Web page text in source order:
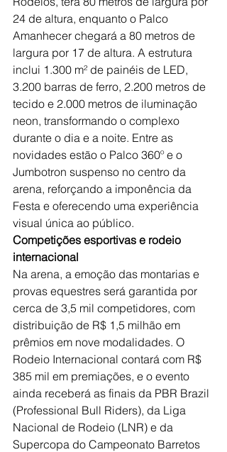
24 de altura, enquanto o Palco
Amanhecer chegará a 80 metros de
largura por 17 de altura. A estrutura
inclui 1.300 m² de painéis de LED,
3.200 barras de ferro, 2.200 metros de
tecido e 2.000 metros de iluminação
neon, transformando o complexo
durante o dia e a noite. Entre as
novidades estão o Palco 360º e o
Jumbotron suspenso no centro da
arena, reforçando a imponência da
Festa e oferecendo uma experiência
visual única ao público.
Competições esportivas e rodeio
internacional
Na arena, a emoção das montarias e
provas equestres será garantida por
cerca de 3,5 mil competidores, com
distribuição de R$ 1,5 milhão em
prêmios em nove modalidades. O
Rodeio Internacional contará com R$
385 mil em premiações, e o evento
ainda receberá as finais da PBR Brazil
(Professional Bull Riders), da Liga
Nacional de Rodeio (LNR) e da
Supercopa do Campeonato Barretos